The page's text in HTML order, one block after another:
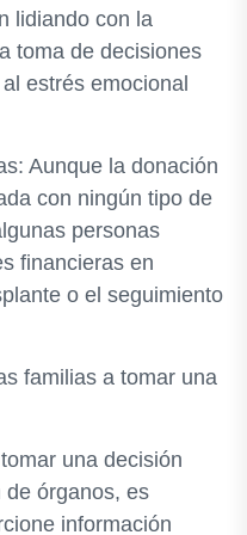
lidiando con la
toma de decisiones
estrés emocional
Aunque la donación
con ningún tipo de
personas
financieras en
o el seguimiento
familias a tomar una
una decisión
de órganos, es
información